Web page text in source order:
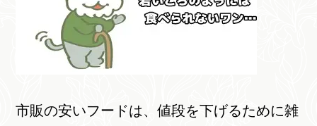
市販の安いフードは、値段を下げるために雑